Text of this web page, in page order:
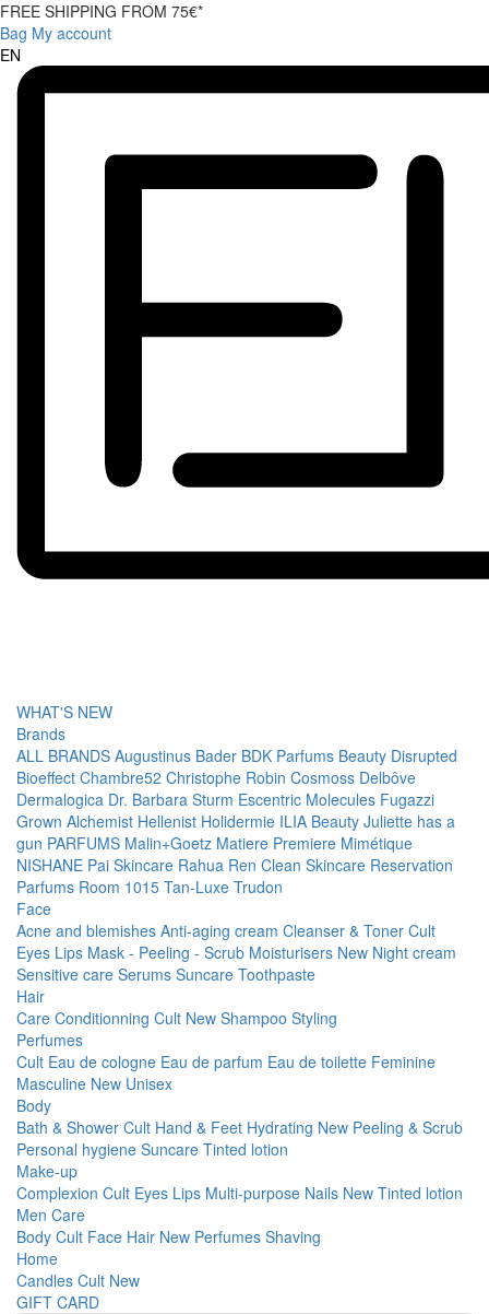
FREE SHIPPING FROM 75€*
Bag My account
EN
WHAT'S NEW
Brands
ALL BRANDS Augustinus Bader BDK Parfums Beauty Disrupted
Bioeffect Chambre52 Christophe Robin Cosmoss Delbôve
Dermalogica Dr. Barbara Sturm Escentric Molecules Fugazzi
Grown Alchemist Hellenist Holidermie ILIA Beauty Juliette has a
gun PARFUMS Malin+Goetz Matiere Premiere Mimétique
NISHANE Pai Skincare Rahua Ren Clean Skincare Reservation
Parfums Room 1015 Tan-Luxe Trudon
Face
Acne and blemishes Anti-aging cream Cleanser & Toner Cult
Eyes Lips Mask - Peeling - Scrub Moisturisers New Night cream
Sensitive care Serums Suncare Toothpaste
Hair
Care Conditionning Cult New Shampoo Styling
Perfumes
Cult Eau de cologne Eau de parfum Eau de toilette Feminine
Masculine New Unisex
Body
Bath & Shower Cult Hand & Feet Hydrating New Peeling & Scrub
Personal hygiene Suncare Tinted lotion
Make-up
Complexion Cult Eyes Lips Multi-purpose Nails New Tinted lotion
Men Care
Body Cult Face Hair New Perfumes Shaving
Home
Candles Cult New
GIFT CARD